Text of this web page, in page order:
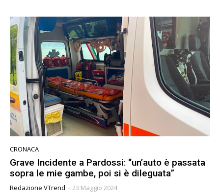
CRONACA
Grave Incidente a Pardossi: “un’auto è passata
sopra le mie gambe, poi si è dileguata”
Redazione VTrend - 23 Maggio 2024